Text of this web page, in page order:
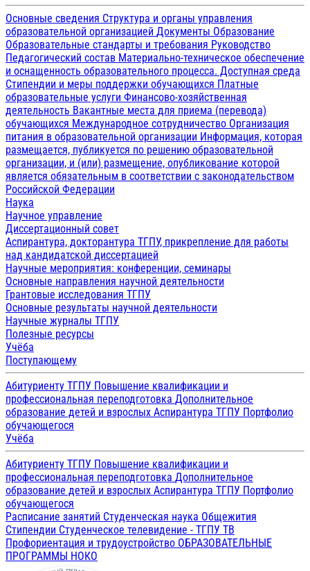
Основные сведения Структура и органы управления
образовательной организацией Документы Образование
Образовательные стандарты и требования Руководство
Педагогический состав Материально-техническое обеспечение
и оснащенность образовательного процесса. Доступная среда
Стипендии и меры поддержки обучающихся Платные
образовательные услуги Финансово-хозяйственная
деятельность Вакантные места для приема (перевода)
обучающихся Международное сотрудничество Организация
питания в образовательной организации Информация, которая
размещается, публикуется по решению образовательной
организации, и (или) размещение, опубликование которой
является обязательным в соответствии с законодательством
Российской Федерации
Наука
Научное управление
Диссертационный совет
Аспирантура, докторантура ТГПУ, прикрепление для работы
над кандидатской диссертацией
Научные мероприятия: конференции, семинары
Основные направления научной деятельности
Грантовые исследования ТГПУ
Основные результаты научной деятельности
Научные журналы ТГПУ
Полезные ресурсы
Учёба
Поступающему
Абитуриенту ТГПУ Повышение квалификации и
профессиональная переподготовка Дополнительное
образование детей и взрослых Аспирантура ТГПУ Портфолио
обучающегося
Учёба
Абитуриенту ТГПУ Повышение квалификации и
профессиональная переподготовка Дополнительное
образование детей и взрослых Аспирантура ТГПУ Портфолио
обучающегося
Расписание занятий Студенческая наука Общежития
Стипендии Студенческое телевидение - ТГПУ ТВ
Профориентация и трудоустройство ОБРАЗОВАТЕЛЬНЫЕ
ПРОГРАММЫ НОКО